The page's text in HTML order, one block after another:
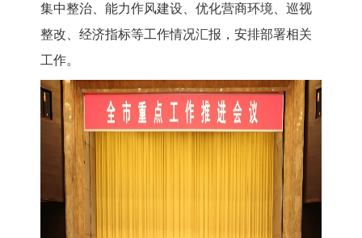
集中整治、能力作风建设、优化营商环境、巡视
整改、经济指标等工作情况汇报，安排部署相关
工作。